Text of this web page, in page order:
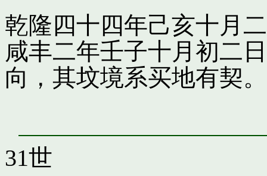
乾隆四十四年己亥十月
咸丰二年壬子十月初二
向，其坟境系买地有契
31世